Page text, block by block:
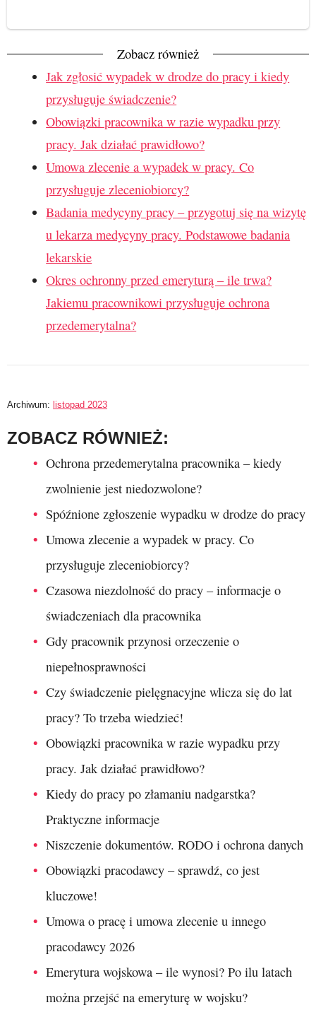
Zobacz również
Jak zgłosić wypadek w drodze do pracy i kiedy
przysługuje świadczenie?
Obowiązki pracownika w razie wypadku przy
pracy. Jak działać prawidłowo?
Umowa zlecenie a wypadek w pracy. Co
przysługuje zleceniobiorcy?
Badania medycyny pracy – przygotuj się na wizytę
u lekarza medycyny pracy. Podstawowe badania
lekarskie
Okres ochronny przed emeryturą – ile trwa?
Jakiemu pracownikowi przysługuje ochrona
przedemerytalna?
Archiwum: listopad 2023
ZOBACZ RÓWNIEŻ:
Ochrona przedemerytalna pracownika – kiedy
zwolnienie jest niedozwolone?
Spóźnione zgłoszenie wypadku w drodze do pracy
Umowa zlecenie a wypadek w pracy. Co
przysługuje zleceniobiorcy?
Czasowa niezdolność do pracy – informacje o
świadczeniach dla pracownika
Gdy pracownik przynosi orzeczenie o
niepełnosprawności
Czy świadczenie pielęgnacyjne wlicza się do lat
pracy? To trzeba wiedzieć!
Obowiązki pracownika w razie wypadku przy
pracy. Jak działać prawidłowo?
Kiedy do pracy po złamaniu nadgarstka?
Praktyczne informacje
Niszczenie dokumentów. RODO i ochrona danych
Obowiązki pracodawcy – sprawdź, co jest
kluczowe!
Umowa o pracę i umowa zlecenie u innego
pracodawcy 2026
Emerytura wojskowa – ile wynosi? Po ilu latach
można przejść na emeryturę w wojsku?